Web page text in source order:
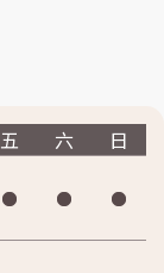
五 六
日